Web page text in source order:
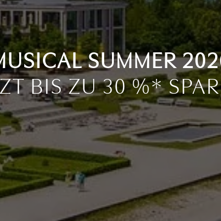
SUMMER
BIS ZU 30 %*